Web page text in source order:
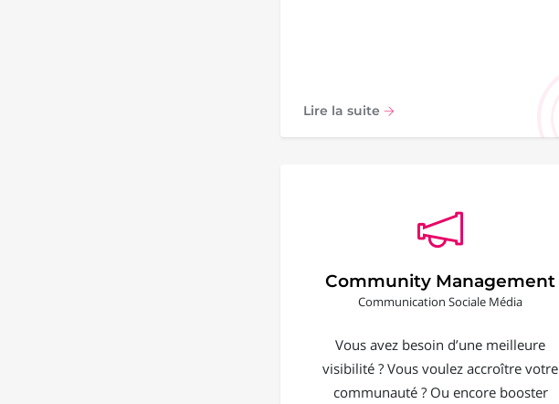
Lire la suite
Community Management
Communication Sociale Média
Vous avez besoin d’une meilleure
visibilité ? Vous voulez accroître votre
communauté ? Ou encore booster